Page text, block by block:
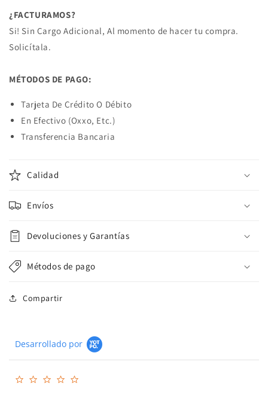
¿FACTURAMOS?
Si! Sin Cargo Adicional, Al momento de hacer tu compra.
Solicítala.
MÉTODOS DE PAGO:
Tarjeta De Crédito O Débito
En Efectivo (Oxxo, Etc.)
Transferencia Bancaria
Calidad
Envíos
Devoluciones y Garantías
Métodos de pago
Compartir
Desarrollado por